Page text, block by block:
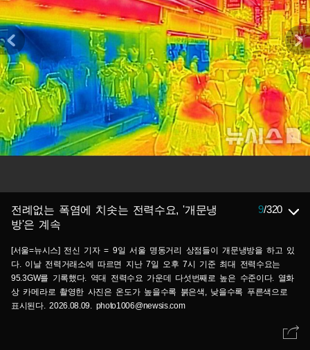
전례없는 폭염에 치솟는 전력수요, '개문냉
방'은 계속
9/320
[서울=뉴시스] 전신 기자 = 9일 서울 명동거리 상점들이 개문냉방을 하고 있
다. 이날 전력거래소에 따르면 지난 7일 오후 7시 기준 최대 전력수요는
95.3GW를 기록했다. 역대 전력수요 가운데 다섯번째로 높은 수준이다. 열화
상 카메라로 촬영한 사진은 온도가 높을수록 붉은색, 낮을수록 푸른색으로
표시된다. 2026.08.09. photo1006@newsis.com